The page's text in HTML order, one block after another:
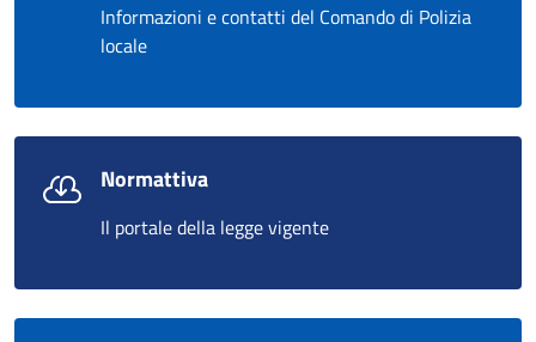
Informazioni e contatti del Comando di Polizia
locale
Normattiva
Il portale della legge vigente